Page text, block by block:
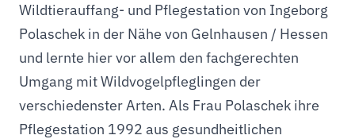
Wildtierauffang- und Pflegestation von Ingeborg
Polaschek in der Nähe von Gelnhausen / Hessen
und lernte hier vor allem den fachgerechten
Umgang mit Wildvogelpfleglingen der
verschiedenster Arten. Als Frau Polaschek ihre
Pflegestation 1992 aus gesundheitlichen